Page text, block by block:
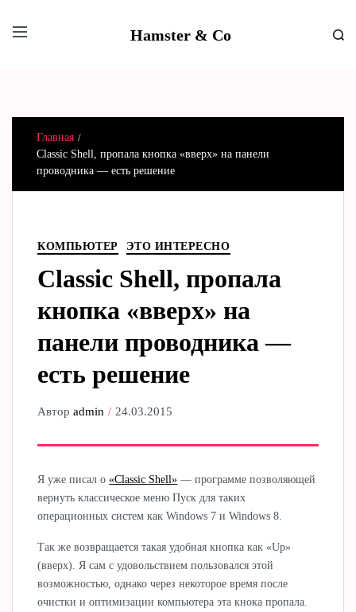
Hamster & Co
Главная
Classic Shell, пропала кнопка «вверх» на панели
проводника — есть решение
КОМПЬЮТЕР ЭТО ИНТЕРЕСНО
Classic Shell, пропала
кнопка «вверх» на
панели проводника —
есть решение
Авторadmin 24.03.2015
Я уже писал о«Classic Shell» — программе позволяющей
вернуть классическое меню Пуск для таких
операционных систем как Windows 7 и Windows 8.
Так же возвращается такая удобная кнопка как «Up»
(вверх). Я сам с удовольствием пользовался этой
возможностью, однако через некоторое время после
очистки и оптимизации компьютера эта кнока пропала.